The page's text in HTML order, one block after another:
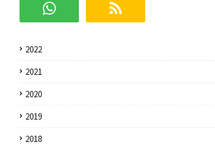
2022
2021
2020
2019
2018